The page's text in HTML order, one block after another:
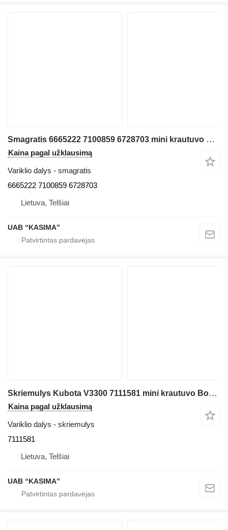
Smagratis 6665222 7100859 6728703 mini krautuvo Bobcat S220
Kaina pagal užklausimą
Variklio dalys - smagratis
6665222 7100859 6728703
Lietuva, Telšiai
UAB “KASIMA”
Skriemulys Kubota V3300 7111581 mini krautuvo Bobcat S220
Kaina pagal užklausimą
Variklio dalys - skriemulys
7111581
Lietuva, Telšiai
UAB “KASIMA”